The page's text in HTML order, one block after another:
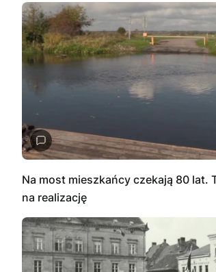
Na most mieszkańcy czekają 80 lat.
na realizację